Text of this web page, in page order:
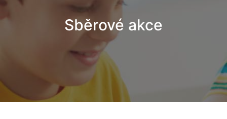
Sběrové akce